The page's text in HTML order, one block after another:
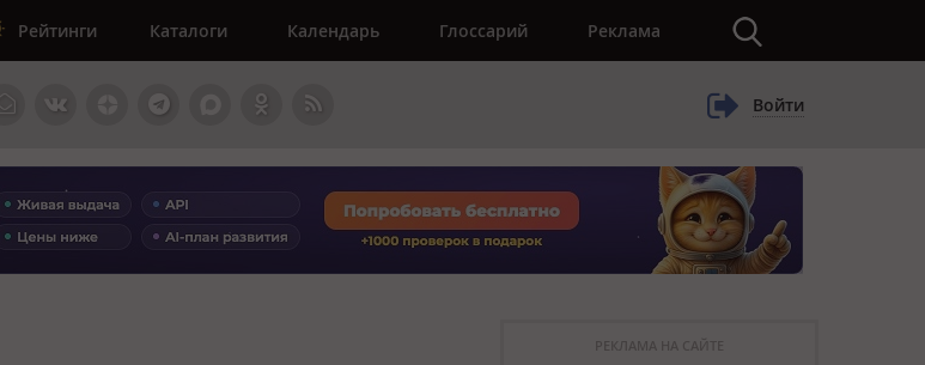
Рейтинги Каталоги Календарь Глоссарий Реклама
Войти
РЕКЛАМА НА САЙТЕ